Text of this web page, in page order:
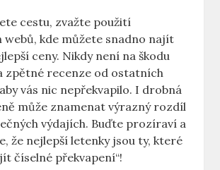
cestu, zvažte použití
webů, kde můžete snadno najít
ceny. Nikdy není na škodu
zpětné recenze od ostatních
vás nic nepřekvapilo. I drobná
může znamenat výrazný rozdíl
výdajích. Buďte prozíraví a
že nejlepší letenky jsou ty, které
číselné překvapení“!